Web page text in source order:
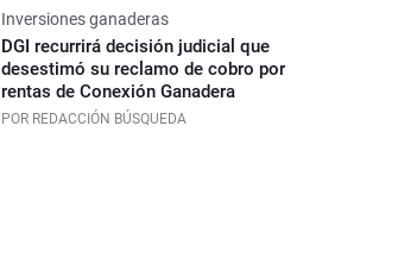
Inversiones ganaderas
DGI recurrirá decisión judicial que
desestimó su reclamo de cobro por
rentas de Conexión Ganadera
POR REDACCIÓN BÚSQUEDA